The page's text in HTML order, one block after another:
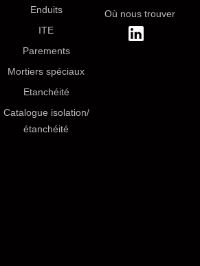
Enduits
ITE
Parements
Mortiers spéciaux
Etanchéité
Catalogue isolation/
étanchéité
Où nous trouver